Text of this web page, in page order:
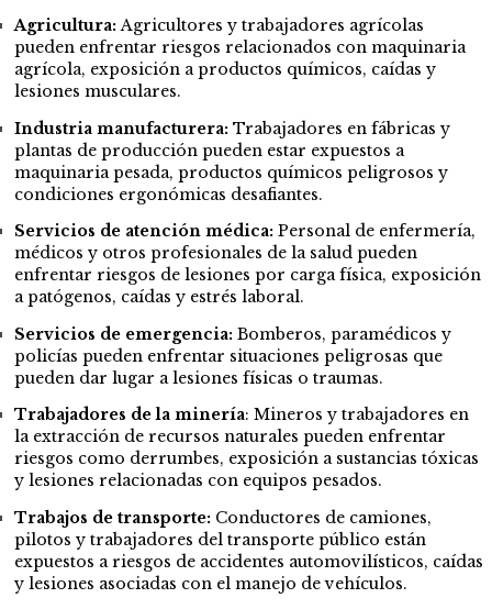
Agricultura:Agricultores y trabajadores agrícolas
pueden enfrentar riesgos relacionados con maquinaria
agrícola, exposición a productos químicos, caídas y
lesiones musculares.
Industria manufacturera: Trabajadores en fábricas y
plantas de producción pueden estar expuestos a
maquinaria pesada, productos químicos peligrosos y
condiciones ergonómicas desafiantes.
Servicios de atención médica: Personal de enfermería,
médicos y otros profesionales de la salud pueden
enfrentar riesgos de lesiones por carga física, exposición
a patógenos, caídas y estrés laboral.
Servicios de emergencia: Bomberos, paramédicos y
policías pueden enfrentar situaciones peligrosas que
pueden dar lugar a lesiones físicas o traumas.
Trabajadores de la minería: Mineros y trabajadores en
la extracción de recursos naturales pueden enfrentar
riesgos como derrumbes, exposición a sustancias tóxicas
y lesiones relacionadas con equipos pesados.
Trabajos de transporte: Conductores de camiones,
pilotos y trabajadores del transporte público están
expuestos a riesgos de accidentes automovilísticos, caídas
y lesiones asociadas con el manejo de vehículos.